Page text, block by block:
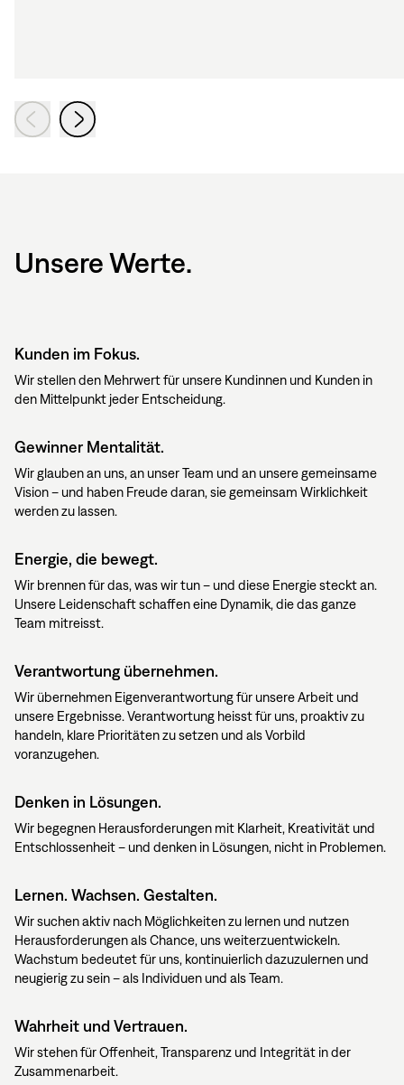
Unsere Werte.
Kunden im Fokus.
Wir stellen den Mehrwert für unsere Kundinnen und Kunden in
den Mittelpunkt jeder Entscheidung.
Gewinner Mentalität.
Wir glauben an uns, an unser Team und an unsere gemeinsame
Vision – und haben Freude daran, sie gemeinsam Wirklichkeit
werden zu lassen.
Energie, die bewegt.
Wir brennen für das, was wir tun – und diese Energie steckt an.
Unsere Leidenschaft schaffen eine Dynamik, die das ganze
Team mitreisst.
Verantwortung übernehmen.
Wir übernehmen Eigenverantwortung für unsere Arbeit und
unsere Ergebnisse. Verantwortung heisst für uns, proaktiv zu
handeln, klare Prioritäten zu setzen und als Vorbild
voranzugehen.
Denken in Lösungen.
Wir begegnen Herausforderungen mit Klarheit, Kreativität und
Entschlossenheit – und denken in Lösungen, nicht in Problemen.
Lernen. Wachsen. Gestalten.
Wir suchen aktiv nach Möglichkeiten zu lernen und nutzen
Herausforderungen als Chance, uns weiterzuentwickeln.
Wachstum bedeutet für uns, kontinuierlich dazuzulernen und
neugierig zu sein – als Individuen und als Team.
Wahrheit und Vertrauen.
Wir stehen für Offenheit, Transparenz und Integrität in der
Zusammenarbeit.